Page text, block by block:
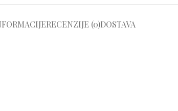
RECENZIJE (0)DOSTAVA